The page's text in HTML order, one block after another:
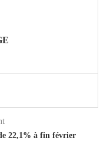
22,1% à fin février